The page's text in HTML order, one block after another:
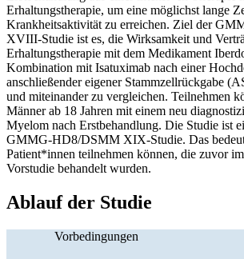
Erhaltungstherapie, um eine möglichst lange
Krankheitsaktivität zu erreichen. Ziel der
XVIII-Studie ist es, die Wirksamkeit und
Erhaltungstherapie mit dem Medikament
Kombination mit Isatuximab nach einer
anschließender eigener Stammzellrückgabe
und miteinander zu vergleichen. Teilnehmen
Männer ab 18 Jahren mit einem neu
Myelom nach Erstbehandlung. Die Studie ist
GMMG-HD8/DSMM XIX-Studie. Das
Patient*innen teilnehmen können, die zuvor
Vorstudie behandelt wurden.
Ablauf der Studie
Vorbedingungen